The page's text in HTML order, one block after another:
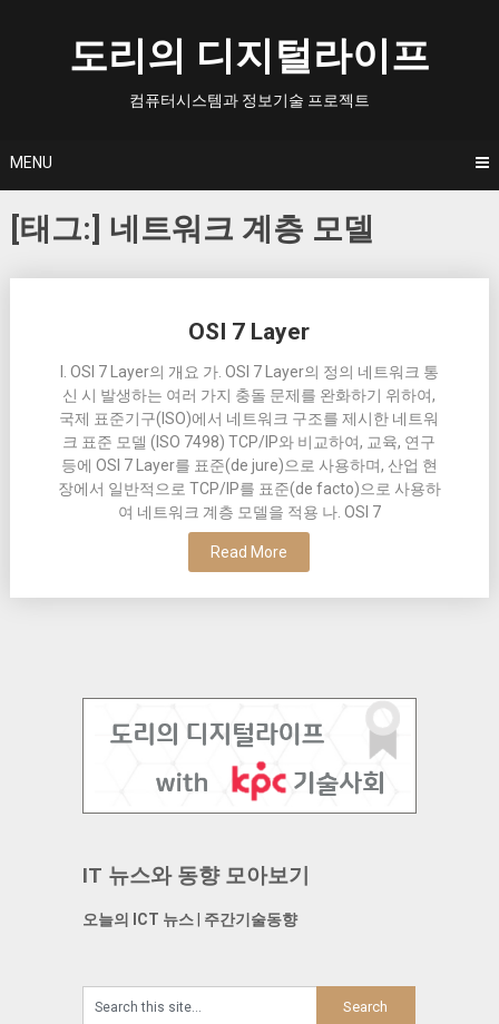
도리의 디지털라이프
컴퓨터시스템과 정보기술 프로젝트
MENU
[태그:] 네트워크 계층 모델
OSI 7 Layer
I. OSI 7 Layer의 개요 가. OSI 7 Layer의 정의 네트워크 통
신 시 발생하는 여러 가지 충돌 문제를 완화하기 위하여,
국제 표준기구(ISO)에서 네트워크 구조를 제시한 네트워
크 표준 모델 (ISO 7498) TCP/IP와 비교하여, 교육, 연구
등에 OSI 7 Layer를 표준(de jure)으로 사용하며, 산업 현
장에서 일반적으로 TCP/IP를 표준(de facto)으로 사용하
여 네트워크 계층 모델을 적용 나. OSI 7
Read More
IT 뉴스와 동향 모아보기
오늘의 ICT 뉴스| 주간기술동향